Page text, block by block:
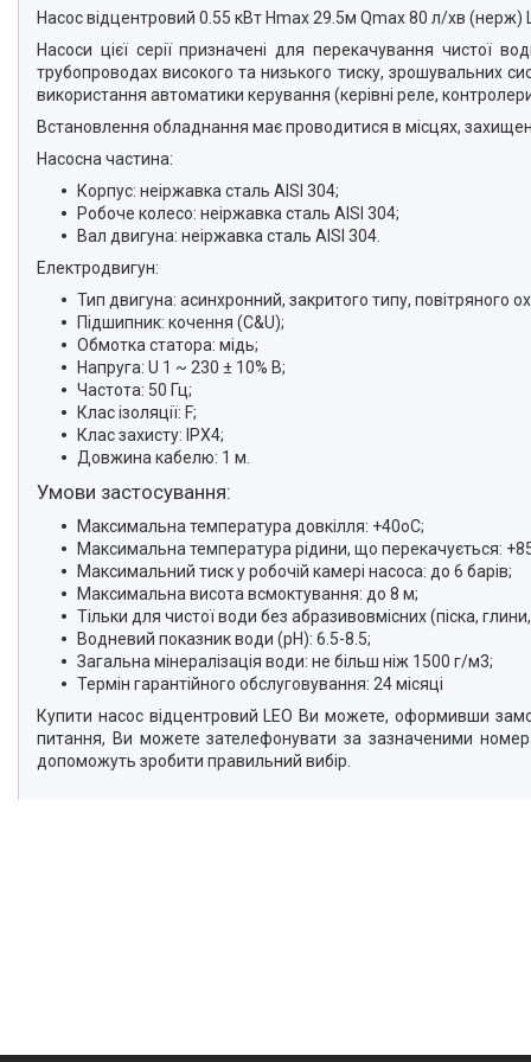
Насос відцентровий 0.55 кВт Hmax 29.5м Qmax 80 л/хв (нерж)
Насоси цієї серії призначені для перекачування чистої
трубопроводах високого та низького тиску, зрошувальних
використання автоматики керування (керівні реле,
Встановлення обладнання має проводитися в місцях,
Насосна частина:
Корпус: неіржавка сталь AISI 304;
Робоче колесо: неіржавка сталь AISI 304;
Вал двигуна: неіржавка сталь AISI 304.
Електродвигун:
Тип двигуна: асинхронний, закритого типу,
Підшипник: кочення (C&U);
Обмотка статора: мідь;
Напруга: U 1 ~ 230 ± 10% В;
Частота: 50 Гц;
Клас ізоляції: F;
Клас захисту: IPX4;
Довжина кабелю: 1 м.
Умови застосування:
Максимальна температура довкілля: +40oС;
Максимальна температура рідини, що перекачується:
Максимальний тиск у робочій камері насоса: до 6 барів;
Максимальна висота всмоктування: до 8 м;
Тільки для чистої води без абразивовмісних (піска,
Водневий показник води (рН): 6.5-8.5;
Загальна мінералізація води: не більш ніж 1500 г/м3;
Термін гарантійного обслуговування: 24 місяці
Купити насос відцентровий LEO Ви можете, оформивши
питання, Ви можете зателефонувати за зазначеними
допоможуть зробити правильний вибір.